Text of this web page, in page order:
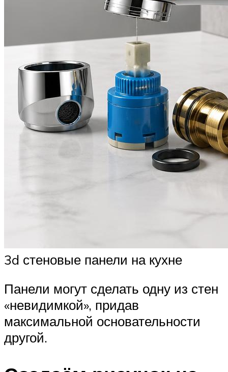
3d стеновые панели на кухне
Панели могут сделать одну из стен
«невидимкой», придав
максимальной основательности
другой.